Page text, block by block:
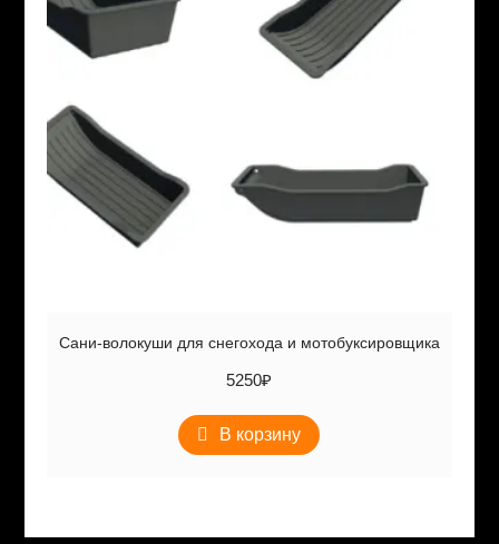
Сани-волокуши для снегохода и мотобуксировщика
5250₽
В корзину